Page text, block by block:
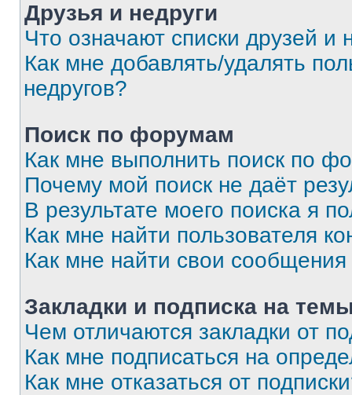
Друзья и недруги
Что означают списки друзей и
Как мне добавлять/удалять
недругов?
Поиск по форумам
Как мне выполнить поиск по
Почему мой поиск не даёт
В результате моего поиска я
Как мне найти пользователя
Как мне найти свои
Закладки и подписка на
Чем отличаются закладки от
Как мне подписаться на
Как мне отказаться от